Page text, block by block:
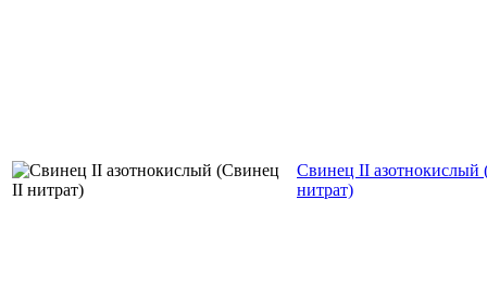
Свинец II азотнокислый
нитрат)